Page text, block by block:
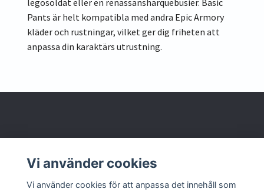
legosoldat eller en renässansharquebusier. Basic
Pants är helt kompatibla med andra Epic Armory
kläder och rustningar, vilket ger dig friheten att
anpassa din karaktärs utrustning.
Kontakta oss
Vi använder cookies
Vi använder cookies för att anpassa det innehåll som